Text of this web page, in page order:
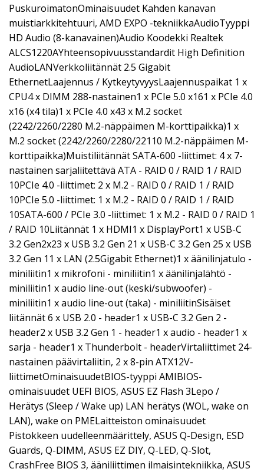
PuskuroimatonOminaisuudet Kahden kanavan
muistiarkkitehtuuri, AMD EXPO -tekniikkaAudioTyyppi
HD Audio (8-kanavainen)Audio Koodekki Realtek
ALCS1220AYhteensopivuusstandardit High Definition
AudioLANVerkkoliitännät 2.5 Gigabit
EthernetLaajennus / KytkeytyvyysLaajennuspaikat 1 x
CPU4 x DIMM 288-nastainen1 x PCIe 5.0 x161 x PCIe 4.0
x16 (x4 tila)1 x PCIe 4.0 x43 x M.2 socket
(2242/2260/2280 M.2-näppäimen M-korttipaikka)1 x
M.2 socket (2242/2260/2280/22110 M.2-näppäimen M-
korttipaikka)Muistiliitännät SATA-600 -liittimet: 4 x 7-
nastainen sarjaliitettävä ATA - RAID 0 / RAID 1 / RAID
10PCIe 4.0 -liittimet: 2 x M.2 - RAID 0 / RAID 1 / RAID
10PCIe 5.0 -liittimet: 1 x M.2 - RAID 0 / RAID 1 / RAID
10SATA-600 / PCIe 3.0 -liittimet: 1 x M.2 - RAID 0 / RAID 1
/ RAID 10Liitännät 1 x HDMI1 x DisplayPort1 x USB-C
3.2 Gen2x23 x USB 3.2 Gen 21 x USB-C 3.2 Gen 25 x USB
3.2 Gen 11 x LAN (2.5Gigabit Ethernet)1 x äänilinjatulo -
miniliitin1 x mikrofoni - miniliitin1 x äänilinjalähtö -
miniliitin1 x audio line-out (keski/subwoofer) -
miniliitin1 x audio line-out (taka) - miniliitinSisäiset
liitännät 6 x USB 2.0 - header1 x USB-C 3.2 Gen 2 -
header2 x USB 3.2 Gen 1 - header1 x audio - header1 x
sarja - header1 x Thunderbolt - headerVirtaliittimet 24-
nastainen päävirtaliitin, 2 x 8-pin ATX12V-
liittimetOminaisuudetBIOS-tyyppi AMIBIOS-
ominaisuudet UEFI BIOS, ASUS EZ Flash 3Lepo /
Herätys (Sleep / Wake up) LAN herätys (WOL, wake on
LAN), wake on PMELaitteiston ominaisuudet
Pistokkeen uudelleenmäärittely, ASUS Q-Design, ESD
Guards, Q-DIMM, ASUS EZ DIY, Q-LED, Q-Slot,
CrashFree BIOS 3, ääniliittimen ilmaisintekniikka, ASUS